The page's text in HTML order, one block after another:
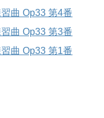
曲 Op33 第4番
曲 Op33 第3番
曲 Op33 第1番